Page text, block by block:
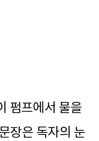
펌프에서 물을
장은 독자의 눈